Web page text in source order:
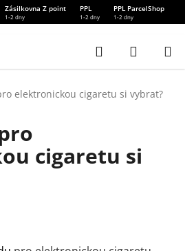
Zásilkovna Z point PPL PPL ParcelShop
1-2 dny 1-2 dny 1-2 dny
Hledat
KOŠÍK
elektronickou cigaretu si vybrat?
cigaretu si